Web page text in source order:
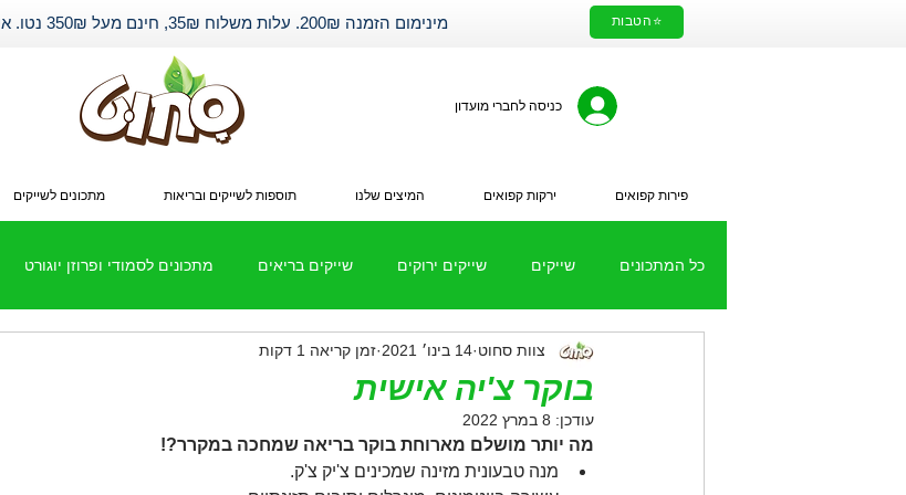
מינימום הזמנה 200₪. עלות משלוח 35₪, חינם מעל 350₪ נטו. איסוף ללא מינימום. ⭐הטבות
כניסה לחברי מועדון
פירות קפואים ירקות קפואים המיצים שלנו תוספות לשייקים ובריאות מתכונים לשייקים
כל המתכונים שייקים שייקים ירוקים שייקים בריאים מתכונים לסמודי ופרוזן יוגורט
מתכונים עם ירקות קפואים שייק חלבון שיתופי פעולה
בוקר צ'יה אישית
צוות סחוט 14 בינו׳ 2021 זמן קריאה 1 דקות
עודכן: 8 במרץ 2022
מה יותר מושלם מארוחת בוקר בריאה שמחכה במקרר?!
מנה טבעונית מזינה שמכינים צ'יק צ'ק.